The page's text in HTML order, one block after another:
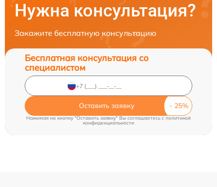
Нужна консультация?
Закажите бесплатную консультацию
Бесплатная консультация со
специалистом
Оставить заявку
Нажимая на кнопку "Оставить заявку" Вы соглашаетесь cполитикой
конфиденциальности